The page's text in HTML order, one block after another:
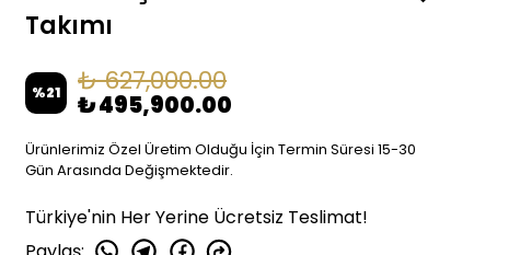
Takımı
%21 ₺ 627,000.00
₺ 495,900.00
Ürünlerimiz Özel Üretim Olduğu İçin Termin Süresi 15-30
Gün Arasında Değişmektedir.
Türkiye'nin Her Yerine Ücretsiz Teslimat!